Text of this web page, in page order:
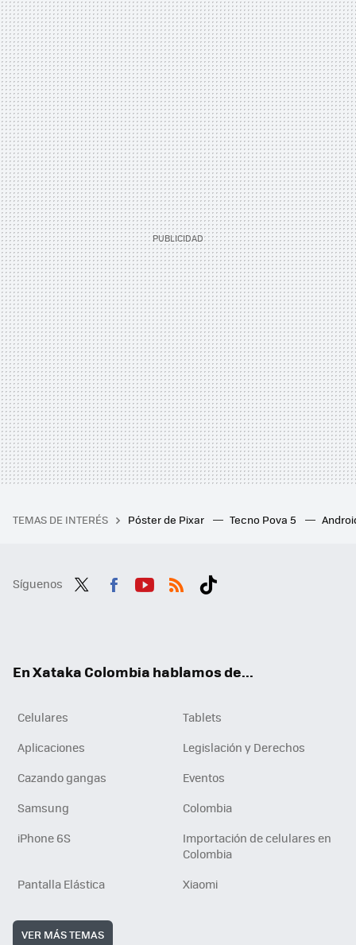
TEMAS DE INTERÉS Póster de Pixar Tecno Pova 5
Síguenos
En Xataka Colombia hablamos de...
Celulares
Tablets
Aplicaciones
Legislación y Derechos
Cazando gangas
Eventos
Samsung
Colombia
iPhone 6S
Importación de celulares en
Colombia
Pantalla Elástica
Xiaomi
VER MÁS TEMAS